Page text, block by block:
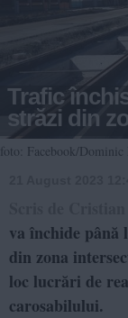
Trafic
străzi din
foto: Facebook/Dominic
va închide
din zona
loc lucrări de
carosabilului.